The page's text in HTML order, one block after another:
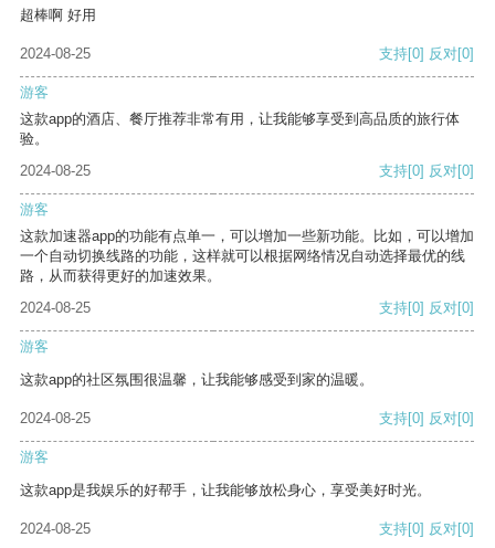
超棒啊 好用
2024-08-25 支持[0] 反对[0]
游客
这款app的酒店、餐厅推荐非常有用，让我能够享受到高品质的旅行体
验。
2024-08-25
支持[0] 反对[0]
游客
这款加速器app的功能有点单一，可以增加一些新功能。比如，可以增加
一个自动切换线路的功能，这样就可以根据网络情况自动选择最优的线
路，从而获得更好的加速效果。
2024-08-25
支持[0] 反对[0]
游客
这款app的社区氛围很温馨，让我能够感受到家的温暖。
2024-08-25 支持[0] 反对[0]
游客
这款app是我娱乐的好帮手，让我能够放松身心，享受美好时光。
2024-08-25 支持[0] 反对[0]